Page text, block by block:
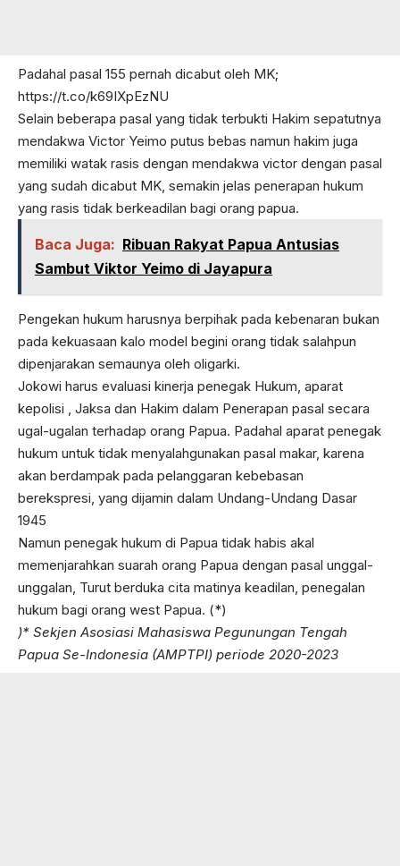
Padahal pasal 155 pernah dicabut oleh MK;
https://t.co/k69IXpEzNU
Selain beberapa pasal yang tidak terbukti Hakim sepatutnya
mendakwa Victor Yeimo putus bebas namun hakim juga
memiliki watak rasis dengan mendakwa victor dengan pasal
yang sudah dicabut MK, semakin jelas penerapan hukum
yang rasis tidak berkeadilan bagi orang papua.
Baca Juga: Ribuan Rakyat Papua Antusias
Sambut Viktor Yeimo di Jayapura
Pengekan hukum harusnya berpihak pada kebenaran bukan
pada kekuasaan kalo model begini orang tidak salahpun
dipenjarakan semaunya oleh oligarki.
Jokowi harus evaluasi kinerja penegak Hukum, aparat
kepolisi , Jaksa dan Hakim dalam Penerapan pasal secara
ugal-ugalan terhadap orang Papua. Padahal aparat penegak
hukum untuk tidak menyalahgunakan pasal makar, karena
akan berdampak pada pelanggaran kebebasan
berekspresi, yang dijamin dalam Undang-Undang Dasar
1945
Namun penegak hukum di Papua tidak habis akal
memenjarahkan suarah orang Papua dengan pasal unggal-
unggalan, Turut berduka cita matinya keadilan, penegalan
hukum bagi orang west Papua. (*)
)* Sekjen Asosiasi Mahasiswa Pegunungan Tengah
Papua Se-Indonesia (AMPTPI) periode 2020-2023